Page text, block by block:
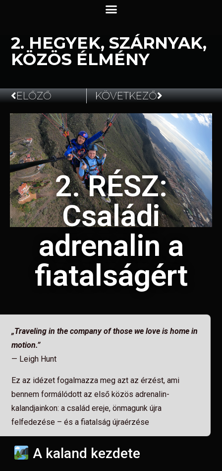
2. HEGYEK, SZÁRNYAK,
KÖZÖS ÉLMÉNY
2025.07.13.
ELŐZŐ KÖVETKEZŐ
2. RÉSZ:
Családi
adrenalin a
fiatalságért
„Traveling in the company of those we love is home in
motion.”
— Leigh Hunt
Ez az idézet fogalmazza meg azt az érzést, ami
bennem formálódott az első közös adrenalin-
kalandjainkon: a család ereje, önmagunk újra
felfedezése – és a fiatalság újraérzése
A kaland kezdete